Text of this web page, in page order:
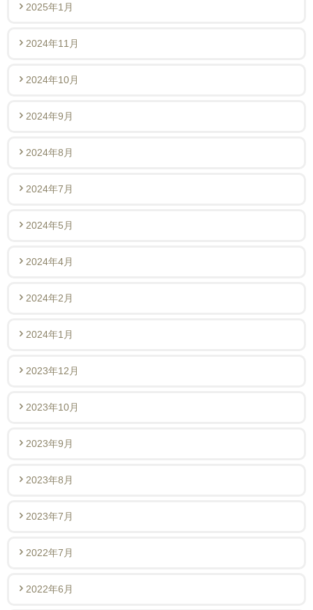
2025年1月
2024年11月
2024年10月
2024年9月
2024年8月
2024年7月
2024年5月
2024年4月
2024年2月
2024年1月
2023年12月
2023年10月
2023年9月
2023年8月
2023年7月
2022年7月
2022年6月